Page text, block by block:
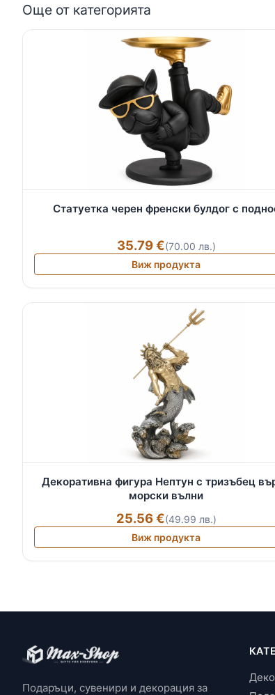
Още от категорията
Статуетка черен френски булдог с
35.79 €(70.00 лв.)
Виж продукта
Декоративна фигура Нептун с тризъбец
морски вълни
25.56 €(49.99 лв.)
Виж продукта
Подаръци, сувенири и декорация за